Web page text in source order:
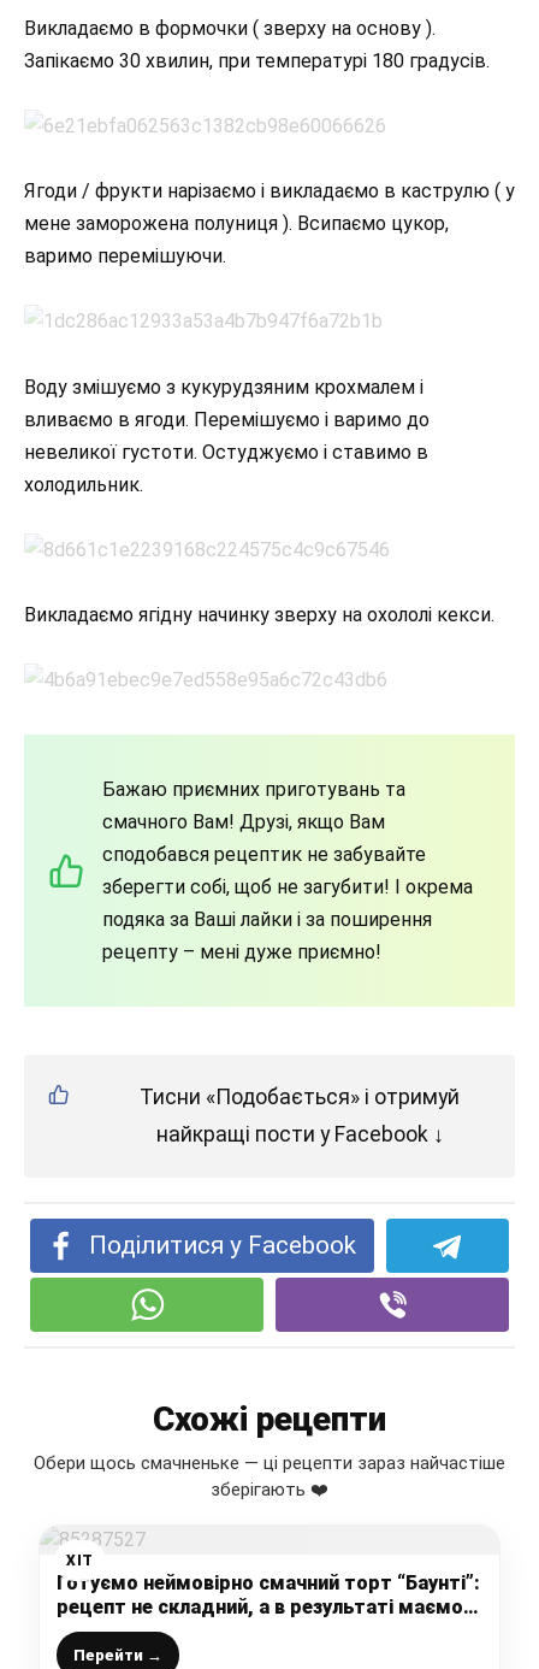
Викладаємо в формочки ( зверху на основу ).
Запікаємо 30 хвилин, при температурі 180 градусів.
Ягоди / фрукти нарізаємо і викладаємо в каструлю ( у
мене заморожена полуниця ). Всипаємо цукор,
варимо перемішуючи.
Воду змішуємо з кукурудзяним крохмалем і
вливаємо в ягоди. Перемішуємо і варимо до
невеликої густоти. Остуджуємо і ставимо в
холодильник.
Викладаємо ягідну начинку зверху на охололі кекси.
Бажаю приємних приготувань та
смачного Вам! Друзі, якщо Вам
сподобався рецептик не забувайте
зберегти собі, щоб не загубити! І окрема
подяка за Ваші лайки і за поширення
рецепту – мені дуже приємно!
Тисни «Подобається» і отримуй
найкращі пости у Facebook ↓
Поділитися у Facebook
Схожі рецепти
Обери щось смачненьке — ці рецепти зараз найчастіше
зберігають ❤️
ХІТ
Готуємо неймовірно смачний торт “Баунті”:
рецепт не складний, а в результаті маємо
дійсно райську насолоду, торт ароматний і
просто тане в роті
Перейти →